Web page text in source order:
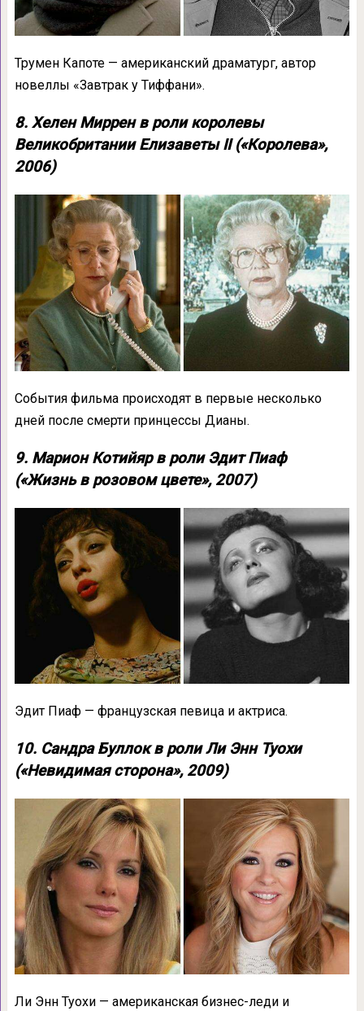
Трумен Капоте — американский драматург, автор
новеллы «Завтрак у Тиффани».
8. Хелен Мирренв роли королевы
Великобритании Елизаветы II («Королева»,
2006)
События фильма происходят в первые несколько
дней после смерти принцессы Дианы.
9. Марион Котийяр в роли Эдит Пиаф
(«Жизнь в розовом цвете», 2007)
Эдит Пиаф — французская певица и актриса.
10. Сандра Буллок в роли Ли Энн Туохи
(«Невидимая сторона», 2009)
Ли Энн Туохи — американская бизнес-леди и